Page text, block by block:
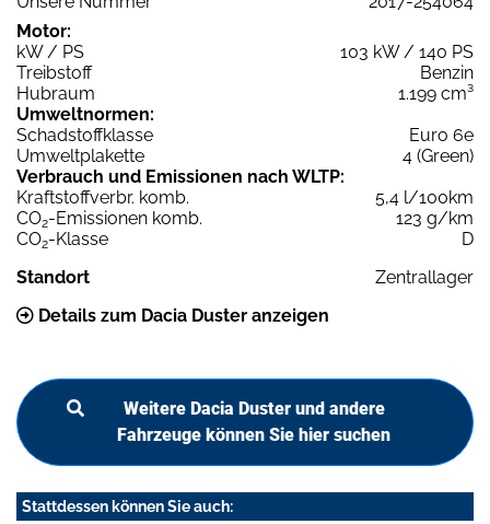
Motor:
kW / PS
103 kW / 140 PS
Treibstoff
Benzin
Hubraum
1.199 cm³
Umweltnormen:
Schadstoffklasse
Euro 6e
Umweltplakette
4 (Green)
Verbrauch und Emissionen nach WLTP:
Kraftstoffverbr. komb.
5,4 l/100km
CO2-Emissionen komb.
123 g/km
CO2-Klasse
D
Standort
Zentrallager
Details zum Dacia Duster anzeigen
Weitere Dacia Duster und andere
Fahrzeuge können Sie hier suchen
Stattdessen können Sie auch: